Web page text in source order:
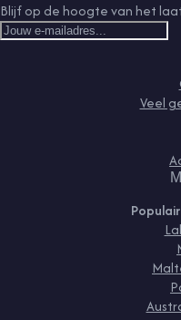
Blijf op de hoogte van het
Veel